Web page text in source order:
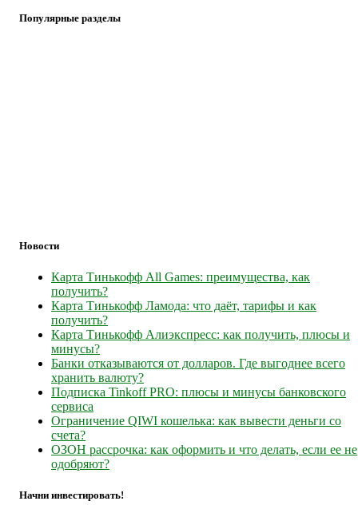
Популярные разделы
Новости
Карта Тинькофф All Games: преимущества, как
получить?
Карта Тинькофф Ламода: что даёт, тарифы и как
получить?
Карта Тинькофф Алиэкспресс: как получить, плюсы и
минусы?
Банки отказываются от долларов. Где выгоднее всего
хранить валюту?
Подписка Tinkoff PRO: плюсы и минусы банковского
сервиса
Ограничение QIWI кошелька: как вывести деньги со
счета?
ОЗОН рассрочка: как оформить и что делать, если ее не
одобряют?
Начни инвестировать!